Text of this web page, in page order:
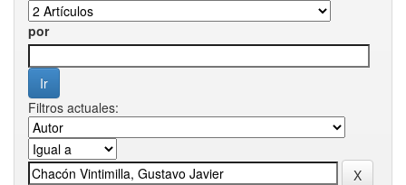
por
Filtros actuales: